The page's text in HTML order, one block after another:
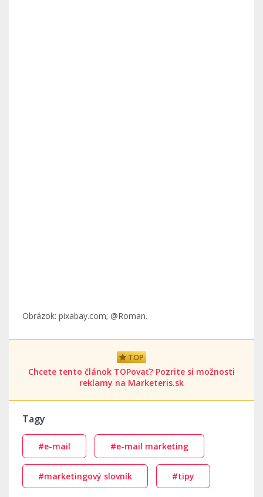
Obrázok: pixabay.com; @Roman.
TOP
Chcete tento článok TOPovať? Pozrite si možnosti
reklamy na Marketeris.sk
Tagy
#e-mail #e-mail marketing
#marketingový slovník #tipy